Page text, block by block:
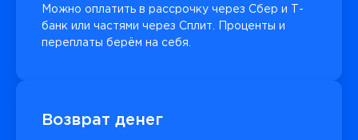
Можно оплатить в рассрочку через Сбер и Т-
банк или частями через Сплит. Проценты и
переплаты берём на себя.
Возврат денег